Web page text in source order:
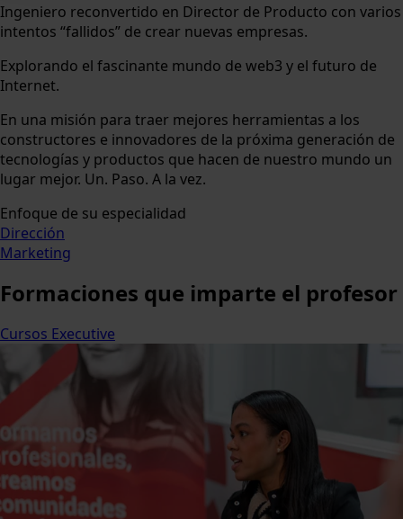
Ingeniero reconvertido en Director de Producto con varios
intentos “fallidos” de crear nuevas empresas.
Explorando el fascinante mundo de web3 y el futuro de
Internet.
En una misión para traer mejores herramientas a los
constructores e innovadores de la próxima generación de
tecnologías y productos que hacen de nuestro mundo un
lugar mejor. Un. Paso. A la vez.
Enfoque de su especialidad
Dirección
Marketing
Formaciones que imparte el profesor
Cursos Executive